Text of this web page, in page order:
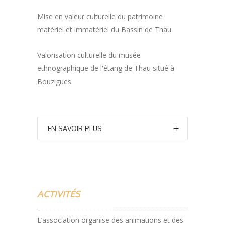
Mise en valeur culturelle du patrimoine
matériel et immatériel du Bassin de Thau.
Valorisation culturelle du musée
ethnographique de l'étang de Thau situé à
Bouzigues.
EN SAVOIR PLUS
ACTIVITÉS
L’association organise des animations et des